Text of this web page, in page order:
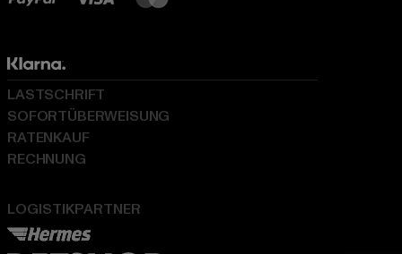
LOGISTIKPARTNER
LASTSCHRIFT
SOFORTÜBERWEISUNG
RATENKAUF
RECHNUNG